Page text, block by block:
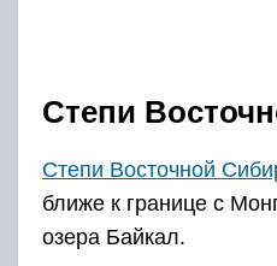
Степи
Степи Восточной
ближе к границе с
озера Байкал.